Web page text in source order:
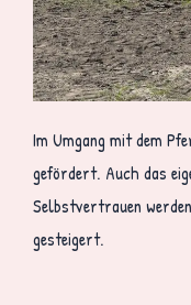
Im Umgang mit dem
gefördert. Auch das
Selbstvertrauen
gesteigert.